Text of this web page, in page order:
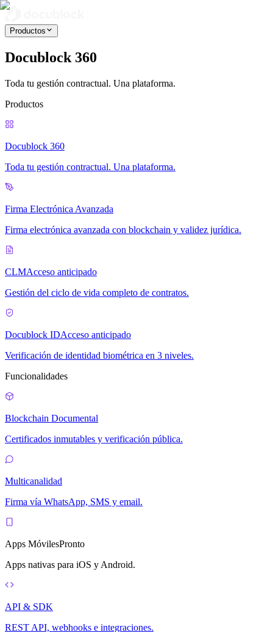
Productos
Docublock 360
Toda tu gestión contractual. Una plataforma.
Productos
Docublock 360
Toda tu gestión contractual. Una plataforma.
Firma Electrónica Avanzada
Firma electrónica avanzada con blockchain y validez jurídica.
CLMAcceso anticipado
Gestión del ciclo de vida completo de contratos.
Docublock IDAcceso anticipado
Verificación de identidad biométrica en 3 niveles.
Funcionalidades
Blockchain Documental
Certificados inmutables y verificación pública.
Multicanalidad
Firma vía WhatsApp, SMS y email.
Apps MóvilesPronto
Apps nativas para iOS y Android.
API & SDK
REST API, webhooks e integraciones.